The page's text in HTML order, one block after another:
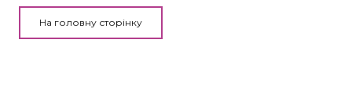
На головну сторінку